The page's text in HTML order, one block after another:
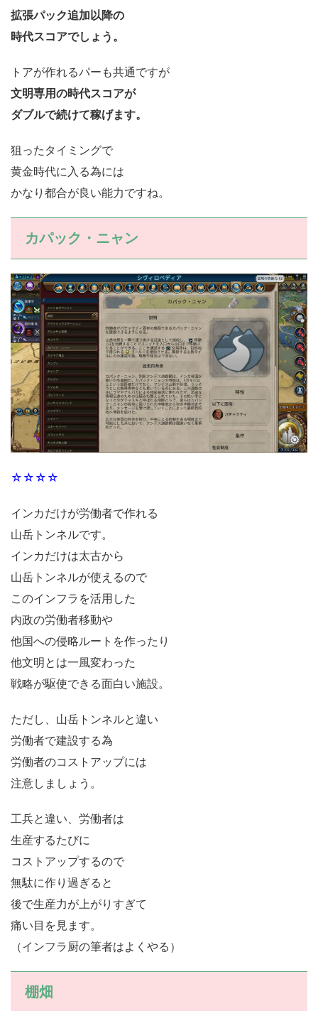
拡張パック追加以降の
時代スコアでしょう。
トアが作れるパーも共通ですが
文明専用の時代スコアが
ダブルで続けて稼げます。
狙ったタイミングで
黄金時代に入る為には
かなり都合が良い能力ですね。
カパック・ニャン
☆☆☆☆
インカだけが労働者で作れる
山岳トンネルです。
インカだけは太古から
山岳トンネルが使えるので
このインフラを活用した
内政の労働者移動や
他国への侵略ルートを作ったり
他文明とは一風変わった
戦略が駆使できる面白い施設。
ただし、山岳トンネルと違い
労働者で建設する為
労働者のコストアップには
注意しましょう。
工兵と違い、労働者は
生産するたびに
コストアップするので
無駄に作り過ぎると
後で生産力が上がりすぎて
痛い目を見ます。
（インフラ厨の筆者はよくやる）
棚畑